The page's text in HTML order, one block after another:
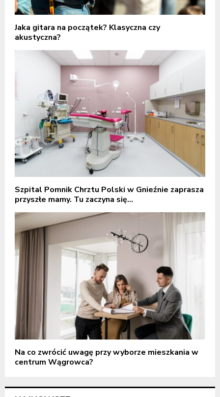
Jaka gitara na początek? Klasyczna czy
akustyczna?
Szpital Pomnik Chrztu Polski w Gnieźnie zaprasza
przyszłe mamy. Tu zaczyna się...
Na co zwrócić uwagę przy wyborze mieszkania w
centrum Wągrowca?